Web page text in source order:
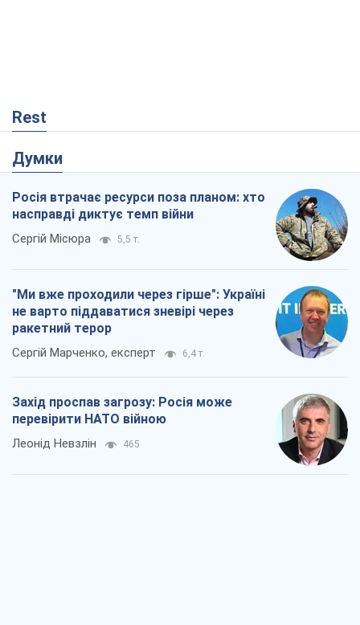
Rest
Думки
Росія втрачає ресурси поза планом: хто
насправді диктує темп війни
Сергій Місюра 5,5 т.
"Ми вже проходили через гірше": Україні
не варто піддаватися зневірі через
ракетний терор
Сергій Марченко, експерт 6,4 т.
Захід проспав загрозу: Росія може
перевірити НАТО війною
Леонід Невзлін 465